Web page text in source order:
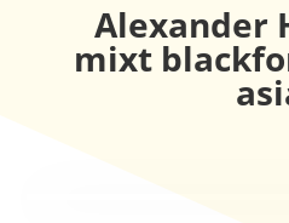
Alexander
mixt